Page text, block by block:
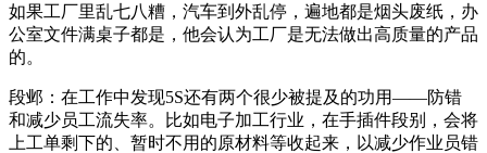
如果工厂里乱七八糟，汽车到外乱停，遍地都是烟头废纸，办
公室文件满桌子都是，他会认为工厂是无法做出高质量的产品
的。
段邺：在工作中发现5S还有两个很少被提及的功用——防错
和减少员工流失率。比如电子加工行业，在手插件段别，会将
上工单剩下的、暂时不用的原材料等收起来，以减少作业员错